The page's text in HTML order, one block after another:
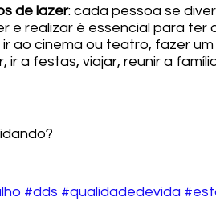
de lazer: cada pessoa se
e realizar é essencial para ter
ao cinema ou teatro, fazer
ir a festas, viajar, reunir a
#dds #qualidadedevida